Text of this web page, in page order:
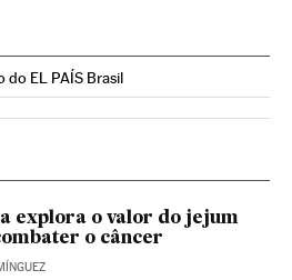
do EL PAÍS Brasil
explora o valor do jejum
o câncer